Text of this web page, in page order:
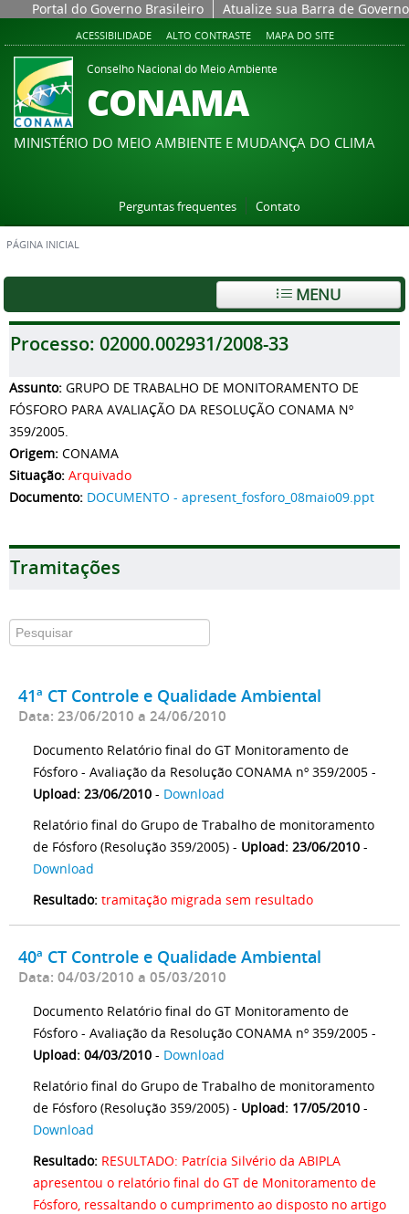
Portal do Governo Brasileiro Atualize sua Barra de Governo
ACESSIBILIDADE ALTO CONTRASTE MAPA DO SITE
Conselho Nacional do Meio Ambiente
CONAMA
MINISTÉRIO DO MEIO AMBIENTE E MUDANÇA DO CLIMA
Perguntas frequentes Contato
PÁGINA INICIAL
MENU
Processo: 02000.002931/2008-33
Assunto: GRUPO DE TRABALHO DE MONITORAMENTO DE
FÓSFORO PARA AVALIAÇÃO DA RESOLUÇÃO CONAMA Nº
359/2005.
Origem: CONAMA
Situação: Arquivado
Documento: DOCUMENTO - apresent_fosforo_08maio09.ppt
Tramitações
41ª CT Controle e Qualidade Ambiental
Data: 23/06/2010 a 24/06/2010
Documento Relatório final do GT Monitoramento de
Fósforo - Avaliação da Resolução CONAMA nº 359/2005 -
Upload: 23/06/2010 - Download
Relatório final do Grupo de Trabalho de monitoramento
de Fósforo (Resolução 359/2005) - Upload: 23/06/2010 -
Download
Resultado: tramitação migrada sem resultado
40ª CT Controle e Qualidade Ambiental
Data: 04/03/2010 a 05/03/2010
Documento Relatório final do GT Monitoramento de
Fósforo - Avaliação da Resolução CONAMA nº 359/2005 -
Upload: 04/03/2010 - Download
Relatório final do Grupo de Trabalho de monitoramento
de Fósforo (Resolução 359/2005) - Upload: 17/05/2010 -
Download
Resultado: RESULTADO: Patrícia Silvério da ABIPLA
apresentou o relatório final do GT de Monitoramento de
Fósforo, ressaltando o cumprimento ao disposto no artigo